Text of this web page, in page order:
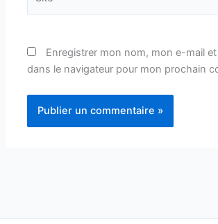
Enregistrer mon nom, mon e-mail
dans le navigateur pour mon prochain